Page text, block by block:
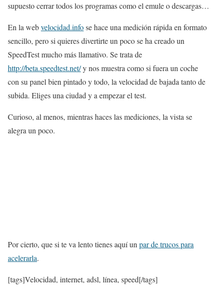
supuesto cerrar todos los programas como el emule o descargas…
En la webvelocidad.infose hace una medición rápida en formato
sencillo, pero si quieres divertirte un poco se ha creado un
SpeedTest mucho más llamativo. Se trata de
http://beta.speedtest.net/y nos muestra como si fuera un coche
con su panel bien pintado y todo, la velocidad de bajada tanto de
subida. Eliges una ciudad y a empezar el test.
Curioso, al menos, mientras haces las mediciones, la vista se
alegra un poco.
Por cierto, que si te va lento tienes aquí unpar de trucos para
acelerarla.
[tags]Velocidad, internet, adsl, línea, speed[/tags]